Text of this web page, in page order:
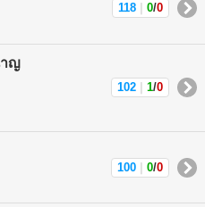
118 0/0
าญ
102 1/0
100 0/0